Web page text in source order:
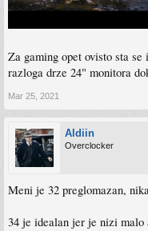
Za gaming opet ovisto sta
razloga drze 24" monitora
Mar 25, 2021
Aldiin
Overclocker
Meni je 32 preglomazan,
34 je idealan jer je nizi malo